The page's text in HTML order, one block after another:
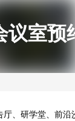
议室预
、研学堂、前